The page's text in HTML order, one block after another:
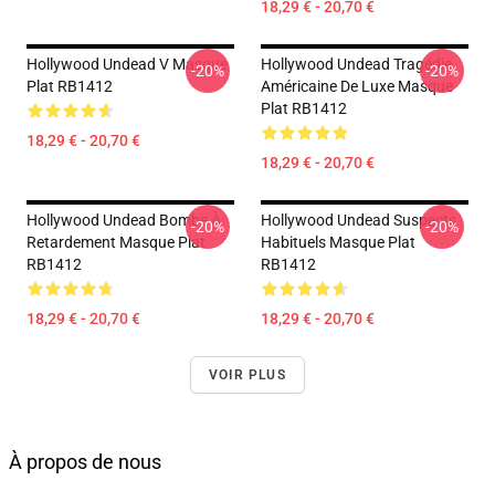
18,29 € - 20,70 €
Hollywood Undead V Masque
Plat RB1412
18,29 € - 20,70 €
-20%
Hollywood Undead Tragédie
Américaine De Luxe Masque
Plat RB1412
18,29 € - 20,70 €
-20%
Hollywood Undead Bombe À
Retardement Masque Plat
RB1412
18,29 € - 20,70 €
-20%
Hollywood Undead Suspects
Habituels Masque Plat
RB1412
18,29 € - 20,70 €
-20%
VOIR PLUS
À propos de nous